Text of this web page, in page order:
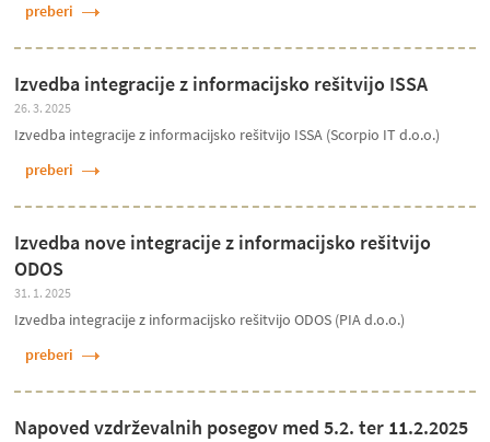
preberi
Izvedba integracije z informacijsko rešitvijo ISSA
26. 3. 2025
Izvedba integracije z informacijsko rešitvijo ISSA (Scorpio IT d.o.o.)
preberi
Izvedba nove integracije z informacijsko rešitvijo
ODOS
31. 1. 2025
Izvedba integracije z informacijsko rešitvijo ODOS (PIA d.o.o.)
preberi
Napoved vzdrževalnih posegov med 5.2. ter 11.2.2025